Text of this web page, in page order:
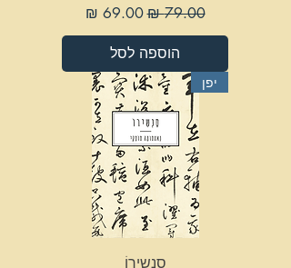
מחיר רגיל‏79.00 ‏₪ מחיר מבצע‏69.00 ‏₪
הוספה לסל
יפן
סָנְשִירוֹ